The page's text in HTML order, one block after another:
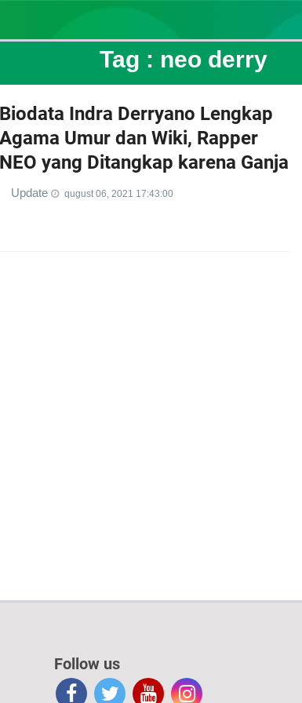
Tag : neo derry
Biodata Indra Derryano Lengkap
Agama Umur dan Wiki, Rapper
NEO yang Ditangkap karena Ganja
Update qugust 06, 2021 17:43:00
Follow us